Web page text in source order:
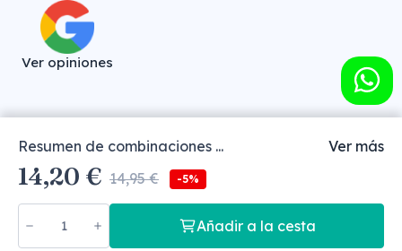
Resumen de combinaciones ... Ver más
14,20 € 14,95 € -5%
Añadir a la cesta
Ver opiniones
Farmacia veterinaria online © FARMA HIGIENE S.L. (CIF: B-
30706451)